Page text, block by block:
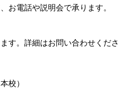
お電話や説明会で承ります。
す。詳細はお問い合わせくださ
校）